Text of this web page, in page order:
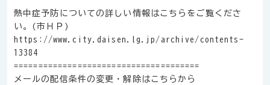
熱中症予防についての詳しい情報はこちらをご覧くださ
い。(市ＨＰ)
https://www.city.daisen.lg.jp/archive/contents-
13384
======================================
メールの配信条件の変更・解除はこちらから